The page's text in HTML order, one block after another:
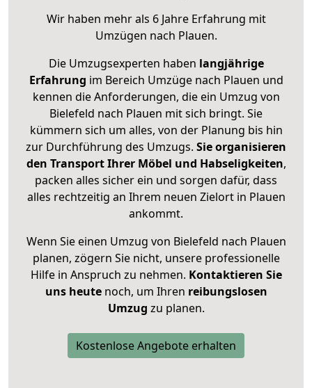
Wir haben mehr als 6 Jahre Erfahrung mit
Umzügen nach Plauen.
Die Umzugsexperten haben langjährige
Erfahrung im Bereich Umzüge nach Plauen und
kennen die Anforderungen, die ein Umzug von
Bielefeld nach Plauen mit sich bringt. Sie
kümmern sich um alles, von der Planung bis hin
zur Durchführung des Umzugs. Sie organisieren
den Transport Ihrer Möbel und Habseligkeiten,
packen alles sicher ein und sorgen dafür, dass
alles rechtzeitig an Ihrem neuen Zielort in Plauen
ankommt.
Wenn Sie einen Umzug von Bielefeld nach Plauen
planen, zögern Sie nicht, unsere professionelle
Hilfe in Anspruch zu nehmen. Kontaktieren Sie
uns heutenoch, um Ihren reibungslosen
Umzug zu planen.
Kostenlose Angebote erhalten